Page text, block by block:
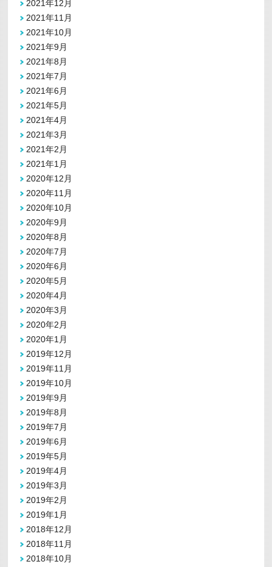
2021年12月
2021年11月
2021年10月
2021年9月
2021年8月
2021年7月
2021年6月
2021年5月
2021年4月
2021年3月
2021年2月
2021年1月
2020年12月
2020年11月
2020年10月
2020年9月
2020年8月
2020年7月
2020年6月
2020年5月
2020年4月
2020年3月
2020年2月
2020年1月
2019年12月
2019年11月
2019年10月
2019年9月
2019年8月
2019年7月
2019年6月
2019年5月
2019年4月
2019年3月
2019年2月
2019年1月
2018年12月
2018年11月
2018年10月